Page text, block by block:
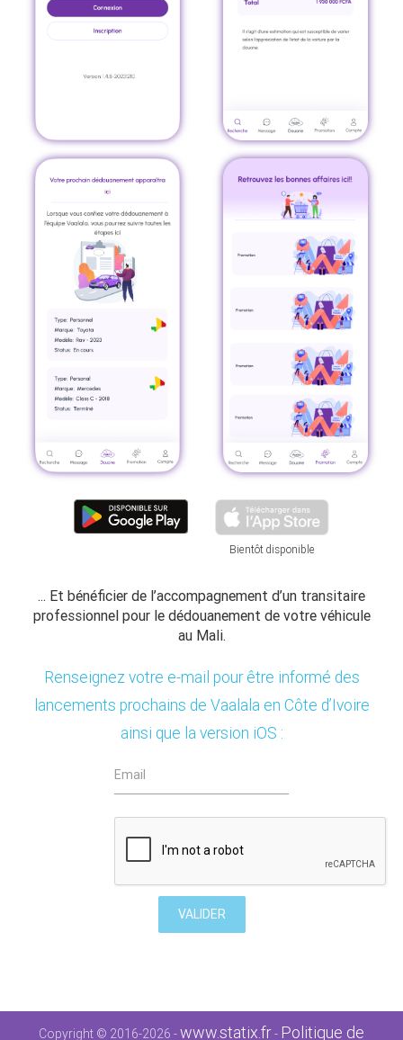
Bientôt disponible
... Et bénéficier de l’accompagnement d’un transitaire
professionnel pour le dédouanement de votre véhicule
au Mali.
Renseignez votre e-mail pour être informé des
lancements prochains de Vaalala en Côte d’Ivoire
ainsi que la version iOS :
Copyright © 2016-2026 -www.statix.fr- Politique de